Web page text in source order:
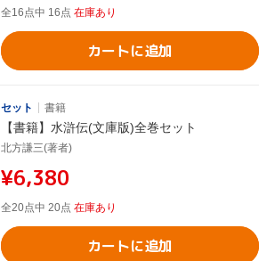
全16点中 16点 在庫あり
カートに追加
セット 書籍
【書籍】水滸伝(文庫版)全巻セット
北方謙三(著者)
¥6,380
全20点中 20点 在庫あり
カートに追加